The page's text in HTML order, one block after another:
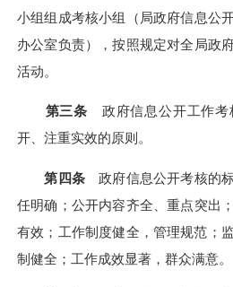
小组组成考核小组（局政府信息公
办公室负责），按照规定对全局政
活动。
第三条 政府信息公开工作考
开、注重实效的原则。
第四条
政府信息公开考核的
任明确；公开内容齐全、重点突出
有效；工作制度健全，管理规范；
制健全；工作成效显著，群众满意。